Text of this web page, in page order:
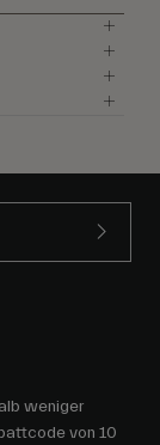
weniger
von 10